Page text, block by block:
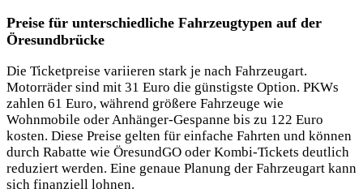
Preise für unterschiedliche Fahrzeugtypen auf der
Öresundbrücke
Die Ticketpreise variieren stark je nach Fahrzeugart.
Motorräder sind mit 31 Euro die günstigste Option. PKWs
zahlen 61 Euro, während größere Fahrzeuge wie
Wohnmobile oder Anhänger-Gespanne bis zu 122 Euro
kosten. Diese Preise gelten für einfache Fahrten und können
durch Rabatte wie ÖresundGO oder Kombi-Tickets deutlich
reduziert werden. Eine genaue Planung der Fahrzeugart kann
sich finanziell lohnen.